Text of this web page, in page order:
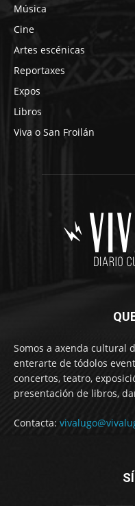
Música
Cine
Artes escénicas
Reportaxes
Expos
Libros
Viva o San Froilán
Somos a axenda cultural
enterarte de tódolos
concertos, teatro,
presentación de libros,
Contacta: